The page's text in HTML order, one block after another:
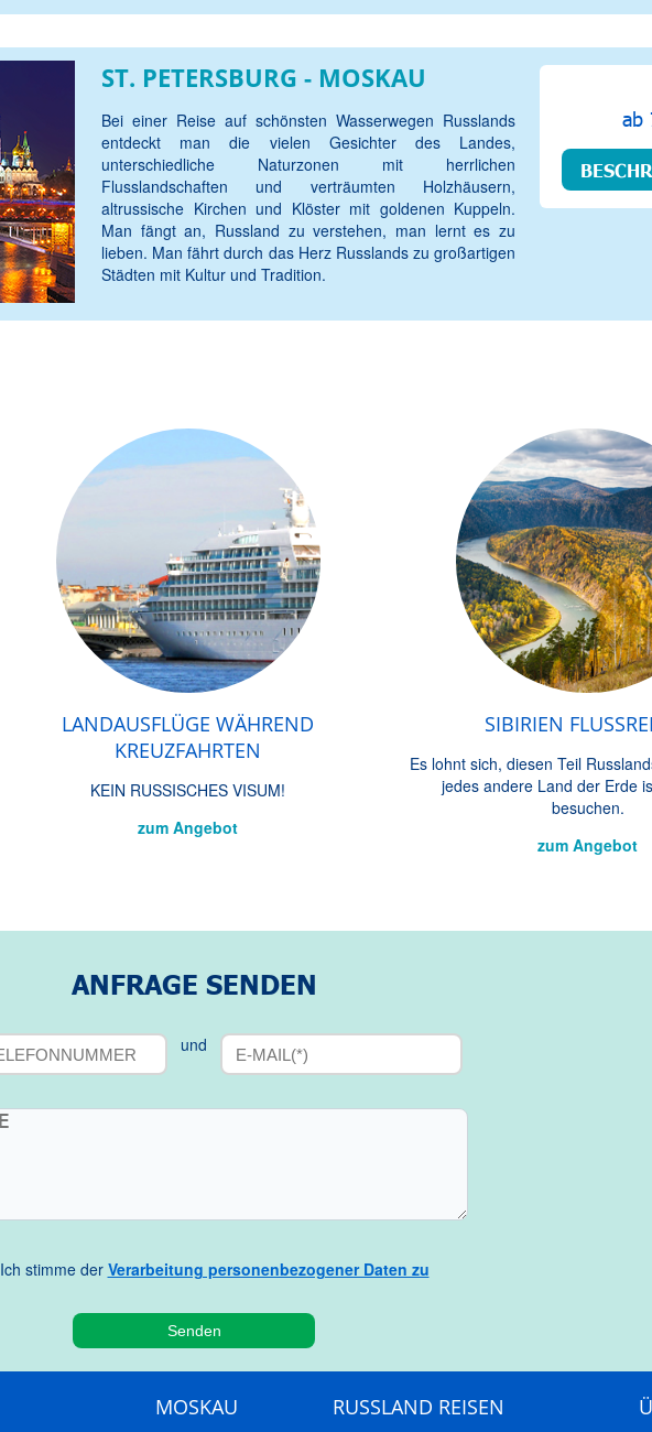
ST. PETERSBURG - MOSKAU
Bei einer Reise auf schönsten Wasserwegen Russlands
entdeckt man die vielen Gesichter des Landes,
unterschiedliche Naturzonen mit herrlichen
Flusslandschaften und verträumten Holzhäusern,
altrussische Kirchen und Klöster mit goldenen Kuppeln.
Man fängt an, Russland zu verstehen, man lernt es zu
lieben. Man fährt durch das Herz Russlands zu großartigen
Städten mit Kultur und Tradition.
ab
LANDAUSFLÜGE WÄHREND
KREUZFAHRTEN
KEIN RUSSISCHES VISUM!
zum Angebot
SIBIRIEN
Es lohnt sich, diesen Teil
jedes andere Land der Erde
besuchen.
zum Angebot
ANFRAGE SENDEN
und
Ich stimme der Verarbeitung personenbezogener Daten zu
MOSKAU RUSSLAND REISEN